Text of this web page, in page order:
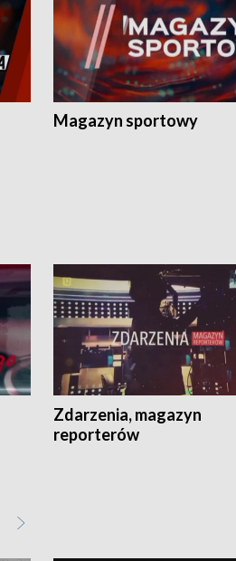
Magazyn sportowy
Zdarzenia, magazyn
reporterów